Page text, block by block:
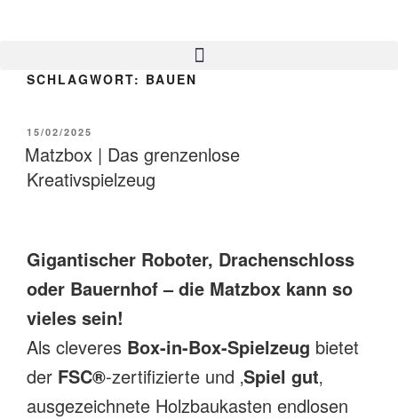
SCHLAGWORT: BAUEN
15/02/2025
Matzbox | Das grenzenlose
Kreativspielzeug
Gigantischer Roboter, Drachenschloss
oder Bauernhof – die Matzbox kann so
vieles sein!
Als cleveres Box-in-Box-Spielzeug bietet
der FSC®-zertifizierte und ‚Spiel gut‚
ausgezeichnete Holzbaukasten endlosen